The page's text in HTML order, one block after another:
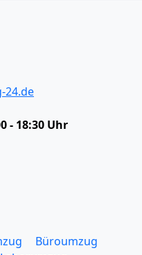
24.de
- 18:30 Uhr
Büroumzug